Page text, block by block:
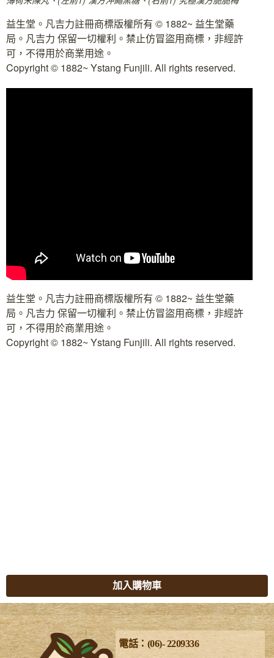
益生堂。凡吉力註冊商標版權所有 © 1882~ 益生堂藥
局。凡吉力 保留一切權利。禁止仿冒盜用商標，非經許
可，不得用於商業用途。
Copyright © 1882~ Ystang Funjili. All rights reserved.
益生堂。凡吉力註冊商標版權所有 © 1882~ 益生堂藥
局。凡吉力 保留一切權利。禁止仿冒盜用商標，非經許
可，不得用於商業用途。
Copyright © 1882~ Ystang Funjili. All rights reserved.
加入購物車
電話：(06)- 2209336